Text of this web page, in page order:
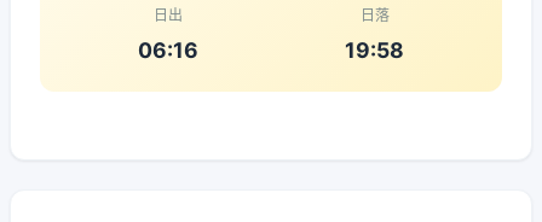
日出
06:16
日落
19:58